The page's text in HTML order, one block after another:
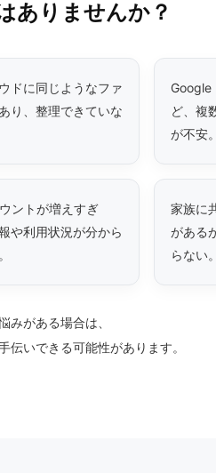
ありませんか？
ドに同じようなファ
り、整理できていな
ど、複
が不安
ントが増えすぎ
や利用状況が分から
家族に
がある
らない
みがある場合は、
伝いできる可能性があります。